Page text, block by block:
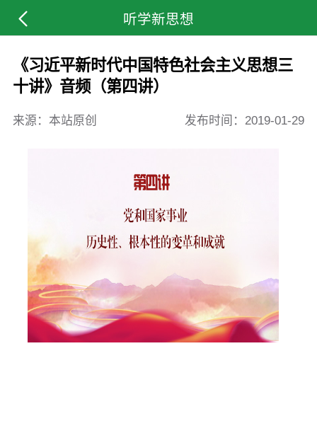
听学新思想
《习近平新时代中国特色社会主义思想三
十讲》音频（第四讲）
发布时间： 2019-01-29
来源：本站原创